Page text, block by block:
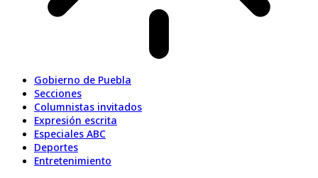
Gobierno de Puebla
Secciones
Columnistas invitados
Expresión escrita
Especiales ABC
Deportes
Entretenimiento